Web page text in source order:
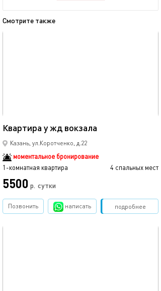
Смотрите также
Квартира у жд вокзала
Казань, ул.Коротченко, д.22
моментальное бронирование
1-комнатная квартира
4 спальных мест
5500 р. сутки
подробнее
Позвонить написать Забронировать